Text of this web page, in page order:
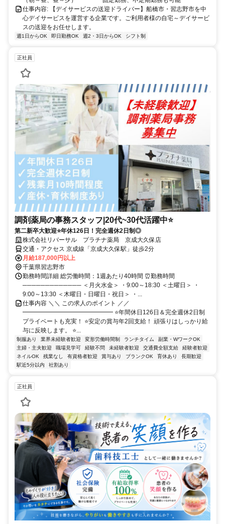
仕事内容: 【デイサービスの送迎ドライバー】船橋市・習志野市を中
心デイサービスを運営する企業です。ご利用者様の自宅～デイサービ
スの送迎をお任せします。
週1日からOK 即日勤務OK 週2・3日からOK シフト制
正社員
調剤薬局の事務スタッフ|20代~30代活躍中⭐
第二新卒大歓迎⭐年休126日！完全週休2日制◎
株式会社リバーサル プラチナ薬局 京成大久保店
交通・アクセス 京成線「京成大久保駅」徒歩2分
月給187,000円以上
千葉県習志野市
勤務時間詳細 総労働時間：1週あたり40時間 ⏰勤務時間
───────────── ＜月火水金＞ ・9:00～18:30 ＜土曜日＞ ・
9:00～13:30 ＜木曜日・日曜日・祝日＞ ・...
仕事内容 ＼＼ この求人のポイント ／／
━━━━━━━━━━━━━━━ ⭐年間休日126日＆完全週休2日制
プライベートも充実！ ⭐安定の賞与年2回支給！ 頑張りはしっかり給
与に反映します。 ⭐...
制服あり 業界未経験者歓迎 変形労働時間制 ランチタイム
副業・WワークOK
主婦・主夫歓迎
職場見学可 経験不問 未経験者歓迎 交通費全額支給
経験者歓迎
ネイルOK
残業なし 有資格者歓迎 賞与あり ブランクOK 育休あり
長期歓迎
駅近5分以内
社割あり
正社員